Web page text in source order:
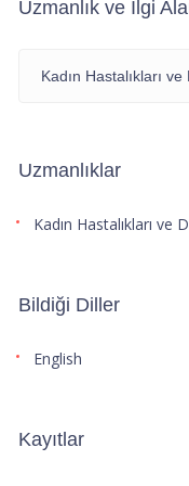
Uzmanlık ve İlgi
Kadın Hastalıkları
Uzmanlıklar
Kadın Hastalıkları ve
Bildiği Diller
English
Kayıtlar